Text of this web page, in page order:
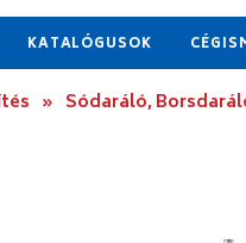
KATALÓGUSOK
» Sódaráló,